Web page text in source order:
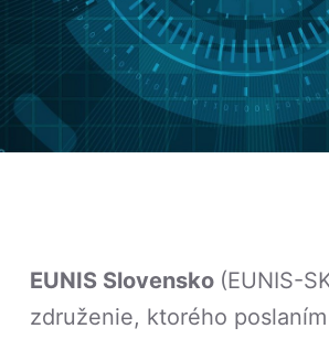
EUNIS Slovensko (EUNIS-
združenie, ktorého